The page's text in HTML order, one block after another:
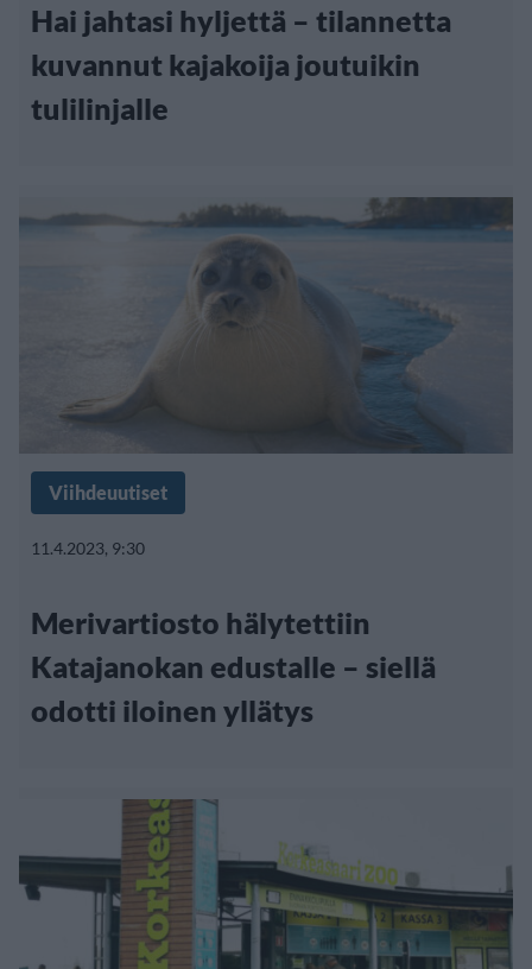
Hai jahtasi hyljettä – tilannetta
kuvannut kajakoija joutuikin
tulilinjalle
Viihdeuutiset
11.4.2023, 9:30
Merivartiosto hälytettiin
Katajanokan edustalle – siellä
odotti iloinen yllätys